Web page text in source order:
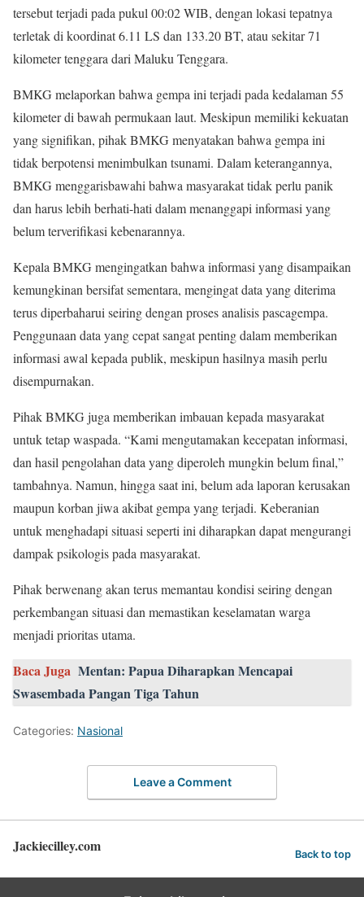
tersebut terjadi pada pukul 00:02 WIB, dengan lokasi tepatnya
terletak di koordinat 6.11 LS dan 133.20 BT, atau sekitar 71
kilometer tenggara dari Maluku Tenggara.
BMKG melaporkan bahwa gempa ini terjadi pada kedalaman 55
kilometer di bawah permukaan laut. Meskipun memiliki kekuatan
yang signifikan, pihak BMKG menyatakan bahwa gempa ini
tidak berpotensi menimbulkan tsunami. Dalam keterangannya,
BMKG menggarisbawahi bahwa masyarakat tidak perlu panik
dan harus lebih berhati-hati dalam menanggapi informasi yang
belum terverifikasi kebenarannya.
Kepala BMKG mengingatkan bahwa informasi yang disampaikan
kemungkinan bersifat sementara, mengingat data yang diterima
terus diperbaharui seiring dengan proses analisis pascagempa.
Penggunaan data yang cepat sangat penting dalam memberikan
informasi awal kepada publik, meskipun hasilnya masih perlu
disempurnakan.
Pihak BMKG juga memberikan imbauan kepada masyarakat
untuk tetap waspada. “Kami mengutamakan kecepatan informasi,
dan hasil pengolahan data yang diperoleh mungkin belum final,”
tambahnya. Namun, hingga saat ini, belum ada laporan kerusakan
maupun korban jiwa akibat gempa yang terjadi. Keberanian
untuk menghadapi situasi seperti ini diharapkan dapat mengurangi
dampak psikologis pada masyarakat.
Pihak berwenang akan terus memantau kondisi seiring dengan
perkembangan situasi dan memastikan keselamatan warga
menjadi prioritas utama.
Baca Juga Mentan: Papua Diharapkan Mencapai
Swasembada Pangan Tiga Tahun
Categories: Nasional
Leave a Comment
Jackiecilley.com Back to top